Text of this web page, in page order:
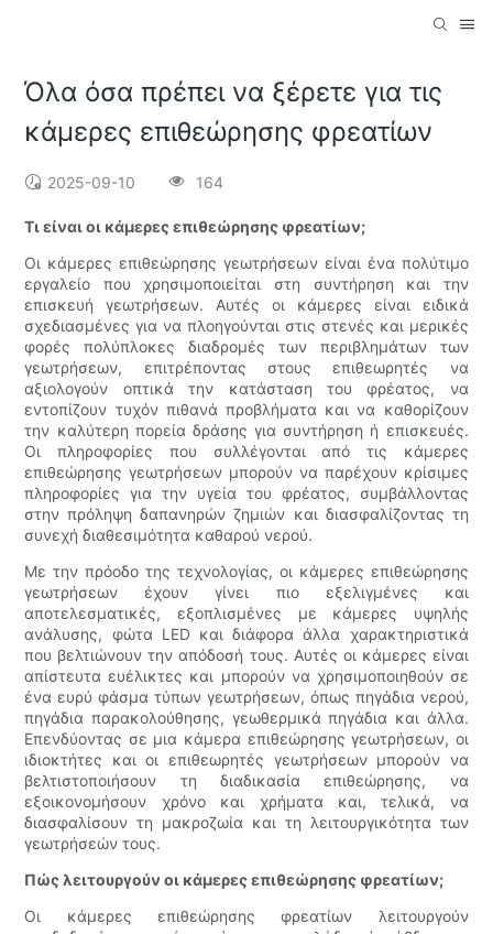
Όλα όσα πρέπει να ξέρετε για τις
κάμερες επιθεώρησης φρεατίων
2025-09-10 164
Τι είναι οι κάμερες επιθεώρησης φρεατίων;
Οι κάμερες επιθεώρησης γεωτρήσεων είναι ένα πολύτιμο
εργαλείο που χρησιμοποιείται στη συντήρηση και την
επισκευή γεωτρήσεων. Αυτές οι κάμερες είναι ειδικά
σχεδιασμένες για να πλοηγούνται στις στενές και μερικές
φορές πολύπλοκες διαδρομές των περιβλημάτων των
γεωτρήσεων, επιτρέποντας στους επιθεωρητές να
αξιολογούν οπτικά την κατάσταση του φρέατος, να
εντοπίζουν τυχόν πιθανά προβλήματα και να καθορίζουν
την καλύτερη πορεία δράσης για συντήρηση ή επισκευές.
Οι πληροφορίες που συλλέγονται από τις κάμερες
επιθεώρησης γεωτρήσεων μπορούν να παρέχουν κρίσιμες
πληροφορίες για την υγεία του φρέατος, συμβάλλοντας
στην πρόληψη δαπανηρών ζημιών και διασφαλίζοντας τη
συνεχή διαθεσιμότητα καθαρού νερού.
Με την πρόοδο της τεχνολογίας, οι κάμερες επιθεώρησης
γεωτρήσεων έχουν γίνει πιο εξελιγμένες και
αποτελεσματικές, εξοπλισμένες με κάμερες υψηλής
ανάλυσης, φώτα LED και διάφορα άλλα χαρακτηριστικά
που βελτιώνουν την απόδοσή τους. Αυτές οι κάμερες είναι
απίστευτα ευέλικτες και μπορούν να χρησιμοποιηθούν σε
ένα ευρύ φάσμα τύπων γεωτρήσεων, όπως πηγάδια νερού,
πηγάδια παρακολούθησης, γεωθερμικά πηγάδια και άλλα.
Επενδύοντας σε μια κάμερα επιθεώρησης γεωτρήσεων, οι
ιδιοκτήτες και οι επιθεωρητές γεωτρήσεων μπορούν να
βελτιστοποιήσουν τη διαδικασία επιθεώρησης, να
εξοικονομήσουν χρόνο και χρήματα και, τελικά, να
διασφαλίσουν τη μακροζωία και τη λειτουργικότητα των
γεωτρήσεών τους.
Πώς λειτουργούν οι κάμερες επιθεώρησης φρεατίων;
Οι κάμερες επιθεώρησης φρεατίων λειτουργούν